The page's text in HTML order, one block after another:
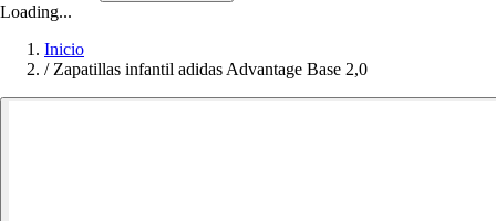
Loading...
Inicio
/ Zapatillas infantil adidas Advantage Base 2,0